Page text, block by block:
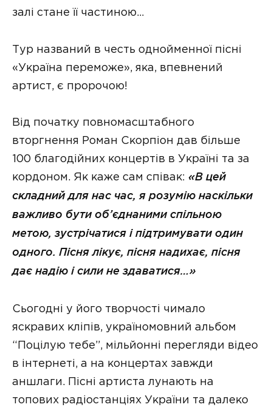
залі стане її частиною…
Тур названий в честь однойменної пісні
«Україна переможе», яка, впевнений
артист, є пророчою!
Від початку повномасштабного
вторгнення Роман Скорпіон дав більше
100 благодійних концертів в Україні та за
кордоном. Як каже сам співак: «В цей
складний для нас час, я розумію наскільки
важливо бути об’єднаними спільною
метою, зустрічатися і підтримувати один
одного. Пісня лікує, пісня надихає, пісня
дає надію і сили не здаватися…»
Сьогодні у його творчості чимало
яскравих кліпів, україномовний альбом
“Поцілую тебе”, мільйонні перегляди відео
в інтернеті, а на концертах завжди
аншлаги. Пісні артиста лунають на
топових радіостанціях України та далеко